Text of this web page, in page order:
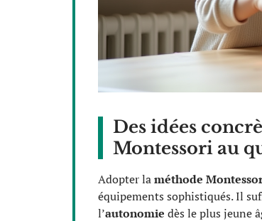
Des idées
Montessori au
Adopter laméthode
équipements sophistiqués. Il
l’autonomie dès le plus jeune